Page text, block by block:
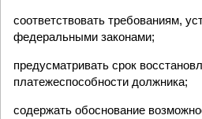
соответствовать требованиям,
федеральными законами;
предусматривать срок
платежеспособности должника;
содержать обоснование